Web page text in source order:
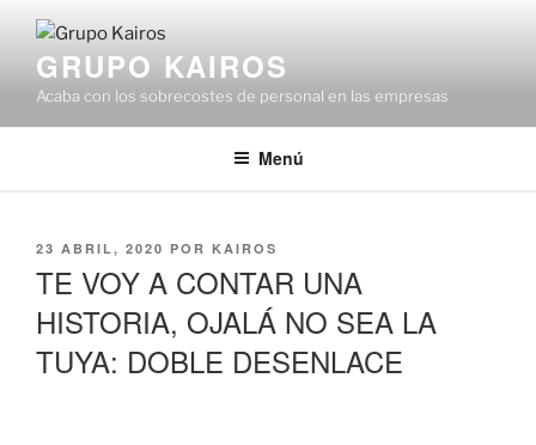
contenidoGRUPO KAIROS
Acaba con los sobrecostes de personal en las empresas
Menú
PUBLICADO
23 ABRIL, 2020 POR KAIROS
TE VOY A CONTAR UNA
HISTORIA, OJALÁ NO SEA LA
TUYA: DOBLE DESENLACE